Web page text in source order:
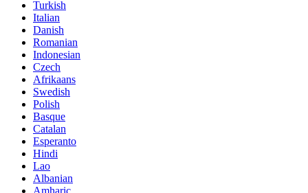
Turkish
Italian
Danish
Romanian
Indonesian
Czech
Afrikaans
Swedish
Polish
Basque
Catalan
Esperanto
Hindi
Lao
Albanian
Amharic